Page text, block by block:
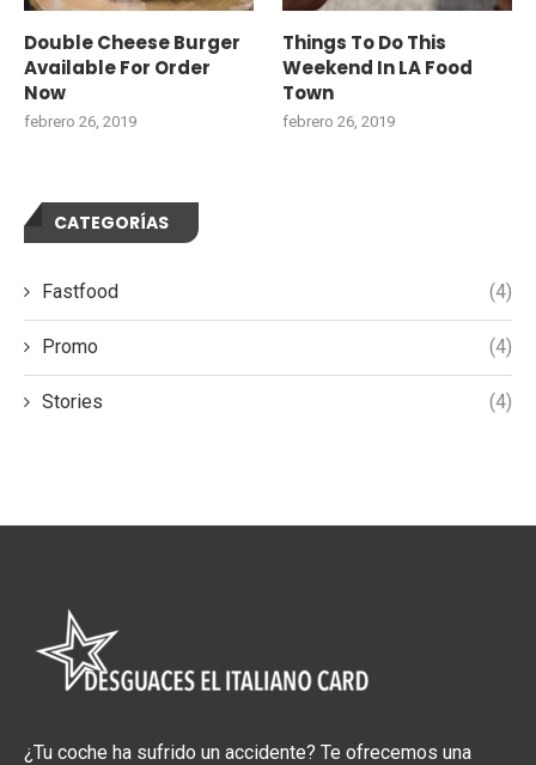
Double Cheese Burger
Available For Order
Now
febrero 26, 2019
Things To Do This
Weekend In LA Food
Town
febrero 26, 2019
CATEGORÍAS
Fastfood (4)
Promo (4)
Stories (4)
¿Tu coche ha sufrido un accidente? Te ofrecemos una